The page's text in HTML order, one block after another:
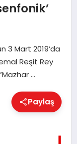
3 Mart 2019’da
Reşit Rey
…
Paylaş